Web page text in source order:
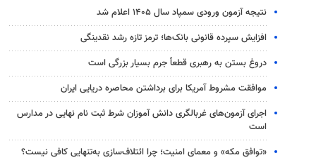
نتیجه آزمون ورودی سمپاد سال ۱۴۰۵ اعلام شد
افزایش سپرده قانونی بانک‌ها؛ ترمز تازه رشد نقدینگی
دروغ بستن به رهبری قطعاً جرم بسیار بزرگی است
موافقت مشروط آمریکا برای برداشتن محاصره دریایی ایران
اجرای آزمون‌های غربالگری دانش آموزان شرط ثبت نام نهایی در مدارس
است
«توافق مکه» و معمای امنیت؛ چرا ائتلاف‌سازی به‌تنهایی کافی نیست؟